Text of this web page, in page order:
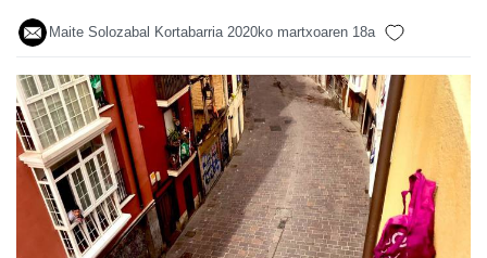
Maite Solozabal Kortabarria 2020ko martxoaren 18a